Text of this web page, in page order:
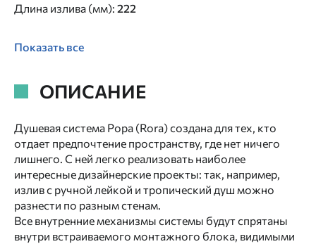
Длина излива (мм): 222
Показать все
ОПИСАНИЕ
Душевая система Рора (Rora) создана для тех, кто
отдает предпочтение пространству, где нет ничего
лишнего. С ней легко реализовать наиболее
интересные дизайнерские проекты: так, например,
излив с ручной лейкой и тропический душ можно
разнести по разным стенам.
Все внутренние механизмы системы будут спрятаны
внутри встраиваемого монтажного блока, видимыми